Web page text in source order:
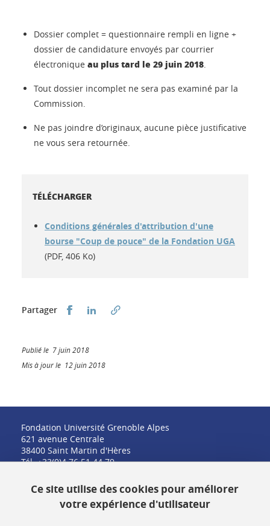
Dossier complet = questionnaire rempli en ligne +
dossier de candidature envoyés par courrier
électronique au plus tard le 29 juin 2018.
Tout dossier incomplet ne sera pas examiné par la
Commission.
Ne pas joindre d’originaux, aucune pièce justificative
ne vous sera retournée.
TÉLÉCHARGER
Conditions générales d'attribution d'une
bourse "Coup de pouce" de la Fondation UGA
(PDF, 406 Ko)
Partager Partager sur Facebook
Partager sur LinkedIn
Publié le 7 juin 2018
Mis à jour le 12 juin 2018
Fondation Université Grenoble Alpes
621 avenue Centrale
38400 Saint Martin d'Hères
Tél. +33(0)4 76 51 44 79
Ce site utilise des cookies pour améliorer
votre expérience d'utilisateur